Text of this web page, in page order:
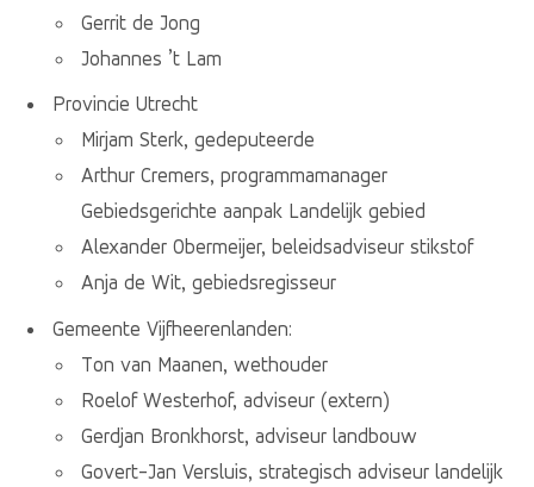
Gerrit de Jong
Johannes ’t Lam
Provincie Utrecht
Mirjam Sterk, gedeputeerde
Arthur Cremers, programmamanager
Gebiedsgerichte aanpak Landelijk gebied
Alexander Obermeijer, beleidsadviseur stikstof
Anja de Wit, gebiedsregisseur
Gemeente Vijfheerenlanden:
Ton van Maanen, wethouder
Roelof Westerhof, adviseur (extern)
Gerdjan Bronkhorst, adviseur landbouw
Govert-Jan Versluis, strategisch adviseur landelijk